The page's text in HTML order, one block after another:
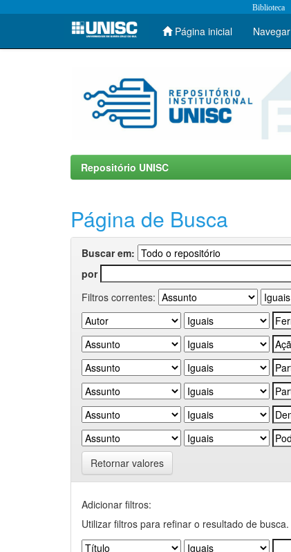
Skip
Biblioteca
Página inicial Navegar
Repositório UNISC
Página de Busca
Buscar em:
por
Filtros correntes:
Retornar valores
Adicionar filtros:
Utilizar filtros para refinar o resultado de busca.